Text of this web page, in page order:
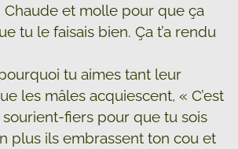
Chaude et molle pour que ça
tu le faisais bien. Ça t’a rendu
tu aimes tant leur
les mâles acquiescent, « C’est
sourient-fiers pour que tu sois
plus ils embrassent ton cou et